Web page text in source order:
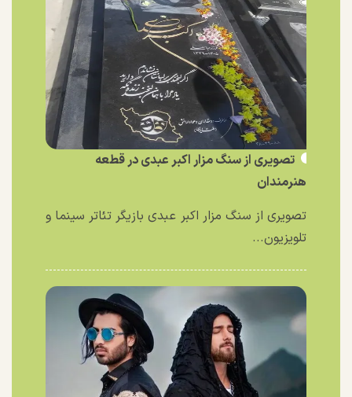
تصویری از سنگ مزار اکبر عبدی در قطعه
هنرمندان
تصویری از سنگ مزار اکبر عبدی بازیگر تئاتر سینما و
تلویزیون...